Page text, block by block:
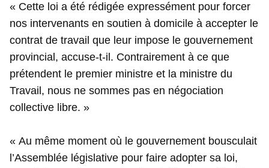
« Cette loi a été rédigée expressément pour forcer
nos intervenants en soutien à domicile à accepter le
contrat de travail que leur impose le gouvernement
provincial, accuse-t-il. Contrairement à ce que
prétendent le premier ministre et la ministre du
Travail, nous ne sommes pas en négociation
collective libre. »
« Au même moment où le gouvernement bousculait
l’Assemblée législative pour faire adopter sa loi,